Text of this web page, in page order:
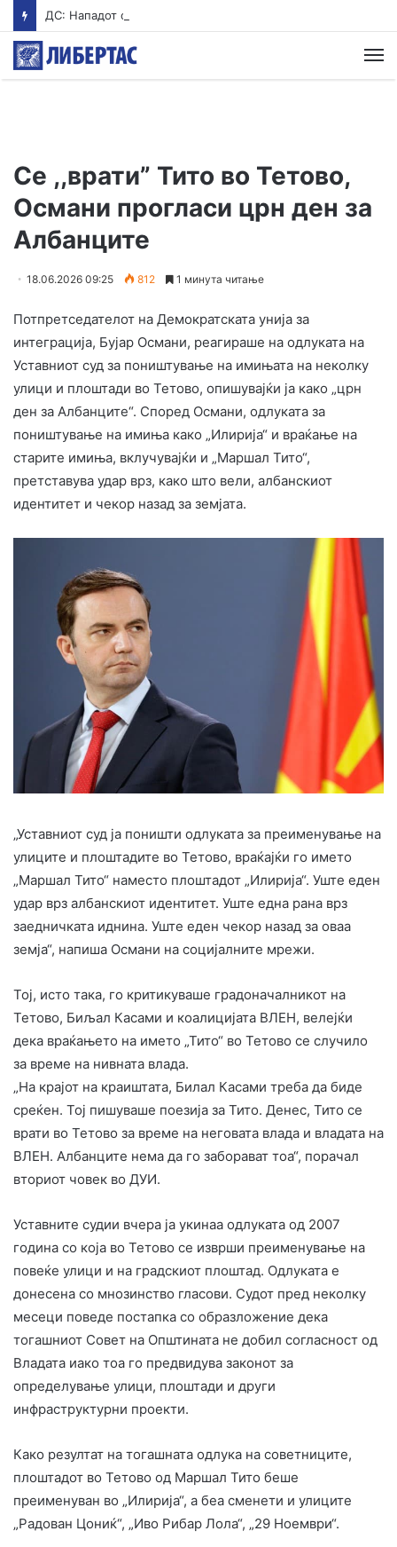
Се ,,врати” Тито во Тетово,
Османи прогласи црн ден за
Албанците
18.06.2026 09:25 812 1 минута читање
Потпретседателот на Демократската унија за
интеграција, Бујар Османи, реагираше на одлуката на
Уставниот суд за поништување на имињата на неколку
улици и плоштади во Тетово, опишувајќи ја како „црн
ден за Албанците“. Според Османи, одлуката за
поништување на имиња како „Илирија“ и враќање на
старите имиња, вклучувајќи и „Маршал Тито“,
претставува удар врз, како што вели, албанскиот
идентитет и чекор назад за земјата.
„Уставниот суд ја поништи одлуката за преименување на
улиците и плоштадите во Тетово, враќајќи го името
„Маршал Тито“ наместо плоштадот „Илирија“. Уште еден
удар врз албанскиот идентитет. Уште една рана врз
заедничката иднина. Уште еден чекор назад за оваа
земја“, напиша Османи на социјалните мрежи.
Тој, исто така, го критикуваше градоначалникот на
Тетово, Биљал Касами и коалицијата ВЛЕН, велејќи
дека враќањето на името „Тито“ во Тетово се случило
за време на нивната влада.
„На крајот на краиштата, Билал Касами треба да биде
среќен. Тој пишуваше поезија за Тито. Денес, Тито се
врати во Тетово за време на неговата влада и владата на
ВЛЕН. Албанците нема да го заборават тоа“, порачал
вториот човек во ДУИ.
Уставните судии вчера ја укинаа одлуката од 2007
година со која во Тетово се изврши преименување на
повеќе улици и на градскиот плоштад. Одлуката е
донесена со мнозинство гласови. Судот пред неколку
месеци поведе постапка со образложение дека
тогашниот Совет на Општината не добил согласност од
Владата иако тоа го предвидува законот за
определување улици, плоштади и други
инфраструктурни проекти.
Како резултат на тогашната одлука на советниците,
плоштадот во Тетово од Маршал Тито беше
преименуван во „Илирија“, а беа сменети и улиците
„Радован Цониќ“, „Иво Рибар Лола“, „29 Ноември“.